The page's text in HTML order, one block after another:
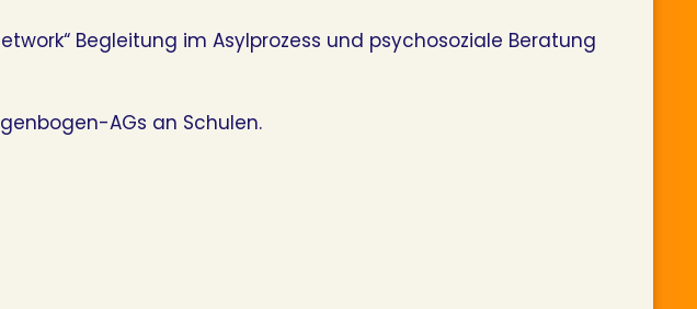
Begleitung im Asylprozess und psychosoziale Beratung
AGs an Schulen.